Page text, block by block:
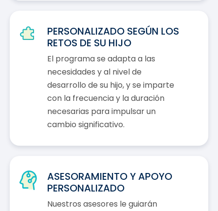
PERSONALIZADO SEGÚN LOS
RETOS DE SU HIJO
El programa se adapta a las
necesidades y al nivel de
desarrollo de su hijo, y se imparte
con la frecuencia y la duración
necesarias para impulsar un
cambio significativo.
ASESORAMIENTO Y APOYO
PERSONALIZADO
Nuestros asesores le guiarán